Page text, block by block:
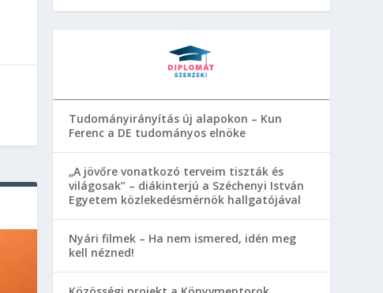
Tudományirányítás új alapokon – Kun
Ferenc a DE tudományos elnöke
„A jövőre vonatkozó terveim tiszták és
világosak” – diákinterjú a Széchenyi István
Egyetem közlekedésmérnök hallgatójával
Nyári filmek – Ha nem ismered, idén meg
kell nézned!